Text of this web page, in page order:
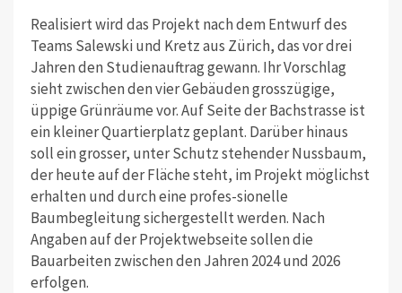
Realisiert wird das Projekt nach dem Entwurf des
Teams Salewski und Kretz aus Zürich, das vor drei
Jahren den Studienauftrag gewann. Ihr Vorschlag
sieht zwischen den vier Gebäuden grosszügige,
üppige Grünräume vor. Auf Seite der Bachstrasse ist
ein kleiner Quartierplatz geplant. Darüber hinaus
soll ein grosser, unter Schutz stehender Nussbaum,
der heute auf der Fläche steht, im Projekt möglichst
erhalten und durch eine profes-sionelle
Baumbegleitung sichergestellt werden. Nach
Angaben auf der Projektwebseite sollen die
Bauarbeiten zwischen den Jahren 2024 und 2026
erfolgen.